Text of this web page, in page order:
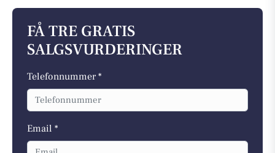
FÅ TRE GRATIS
SALGSVURDERINGER
Telefonnummer *
Email *